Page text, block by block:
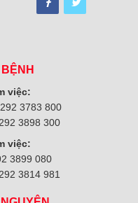
việc:
3783 800
3898 300
việc:
3899 080
3814 981